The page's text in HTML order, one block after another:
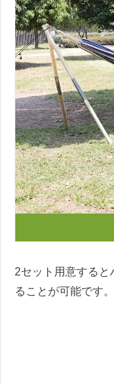
2セット用意する
ることが可能です。